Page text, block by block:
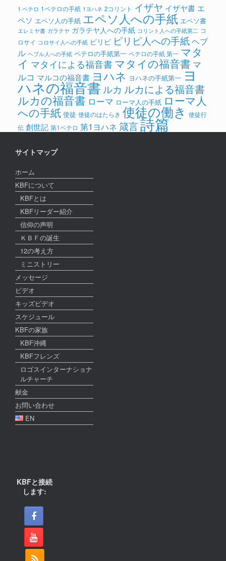
1 ペテロ 1ペテロの手紙 1ヨハネ 2コリント イザヤ イザヤ書 エ
ペソ エペソ人の手紙 エペソ人への手紙 エペソ書
エレミヤ書 ガラテヤ ガラテヤ人への手紙 コリント人への手紙第二 コ
ロサイ コロサイ人への手紙 ピリピ ピリピ人への手紙ヘブ
ル ヘブル人への手紙 ペテロの手紙第一 ペテロの手紙 第一 マタ
イ マタイによる福音書 マタイの福音書 マ
ルコ マルコの福音書 ヨハネ ヨハネの手紙第一 ヨ
ハネの福音書 ルカ ルカによる福音書
ルカの福音書 ローマ ローマ人の手紙 ローマ人
への手紙 使徒 使徒のはたらき 使徒の働き 使徒行
伝 創世記 第1ペテロ 第1ヨハネ 箴言詩篇
サイトマップ
ホーム
KBFについて
KBFとは
KBFリーダー紹介
信仰の声明
ＫＢＦの誕生
12の考え方
ミニストリー
メッセージ
ビデオ
キッズビデオ
スケジュール
KBFの家族
KBF沖縄
KBFフレンズ
ロゴスインターナショナ
ルチャーチ
献金
お問い合わせ
EN
KBFと接続
します: